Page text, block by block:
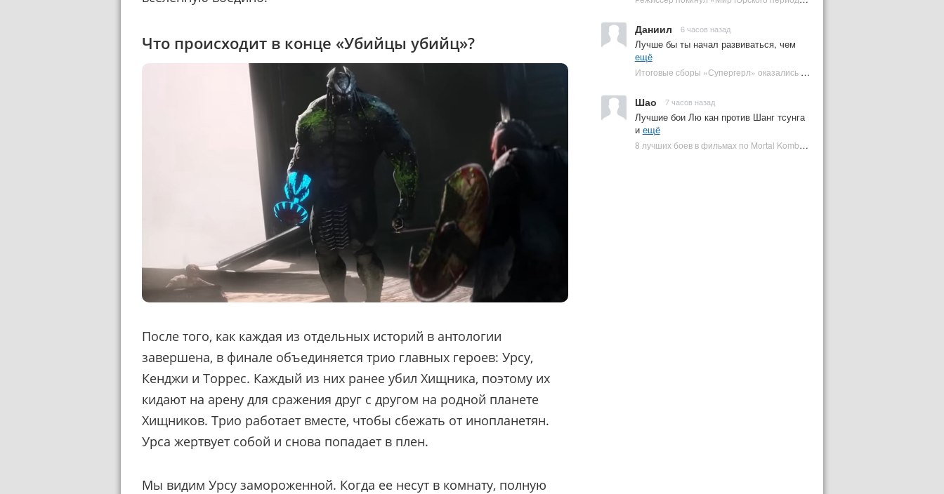
Даниил 6 часов назад
Лучше бы ты начал развиваться, чем
ещё
Итоговые сборы «Супергерл» оказались худшими для DC за два десятилетия | Plugged In Ru
Шао 7 часов назад
Лучшие бои Лю кан против Шанг тсунга
и ещё
8 лучших боев в фильмах по Mortal Kombat: от «Смертельной битвы» до «Мортал Комбат 2» | Plugged In Ru
Что происходит в конце «Убийцы убийц»?
После того, как каждая из отдельных историй в антологии
завершена, в финале объединяется трио главных героев: Урсу,
Кенджи и Торрес. Каждый из них ранее убил Хищника, поэтому их
кидают на арену для сражения друг с другом на родной планете
Хищников. Трио работает вместе, чтобы сбежать от инопланетян.
Урса жертвует собой и снова попадает в плен.
Мы видим Урсу замороженной. Когда ее несут в комнату, полную